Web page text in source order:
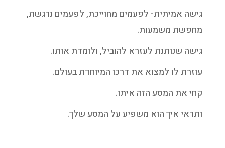
גישה אמיתית- לפעמים מחוייכת, לפעמים נרגשת,
מחפשת משמעות.
גישה שנותנת לעזרא להוביל, ולומדת אותו.
עוזרת לו למצוא את דרכו המיוחדת בעולם.
קחי את המסע הזה איתו.
ותראי איך הוא משפיע על המסע שלך.